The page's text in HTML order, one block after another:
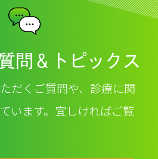
問＆トピックス
だくご質問や、診療に関
います。 宜しければご覧